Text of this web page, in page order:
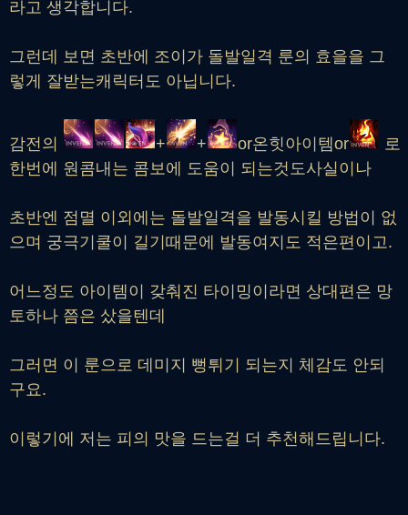
라고 생각합니다.
그런데 보면 초반에 조이가 돌발일격 룬의 효을을 그
렇게 잘받는캐릭터도 아닙니다.
감전의 + + or온힛아이템or
로
한번에 원콤내는 콤보에 도움이 되는것도사실이나
초반엔 점멸 이외에는 돌발일격을 발동시킬 방법이 없
으며 궁극기쿨이 길기때문에 발동여지도 적은편이고.
어느정도 아이템이 갖춰진 타이밍이라면 상대편은 망
토하나 쯤은 샀을텐데
그러면 이 룬으로 데미지 뻥튀기 되는지 체감도 안되
구요.
이렇기에 저는 피의 맛을 드는걸 더 추천해드립니다.